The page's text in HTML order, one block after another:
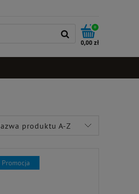
0
0,00 zł
produktu A-Z
promocja